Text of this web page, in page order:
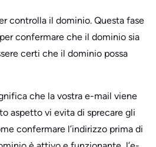
controlla il dominio. Questa fase
confermare che il dominio sia
certi che il dominio possa
che la vostra e-mail viene
aspetto vi evita di sprecare gli
confermare l’indirizzo prima di